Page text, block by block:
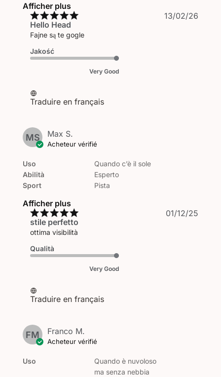
Afficher plus
Hello Head
Fajne są te gogle
Jakość
Very Good
Traduire en français
Date
13/02/26
MS Max S.
Acheteur vérifié
Uso
Abilità
Sport
Quando c’è il sole
Esperto
Pista
Afficher plus
stile perfetto
ottima visibilità
Qualità
Very Good
Traduire en français
Date
01/12/25
FM Franco M.
Acheteur vérifié
Uso
Quando è nuvoloso
ma senza nebbia